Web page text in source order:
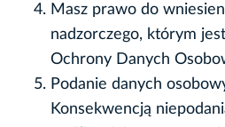
Masz prawo do
nadzorczego, którym
Ochrony Danych
Podanie danych
Konsekwencją